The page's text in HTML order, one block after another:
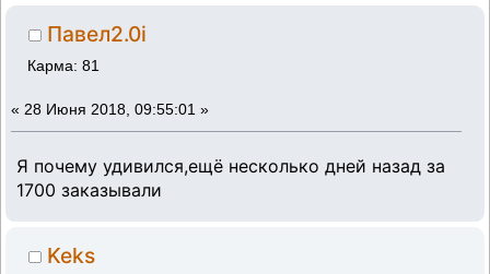
Павел2.0i
Карма: 81
« 28 Июня 2018, 09:55:01 »
Я почему удивился,ещё несколько дней назад за
1700 заказывали
Keks